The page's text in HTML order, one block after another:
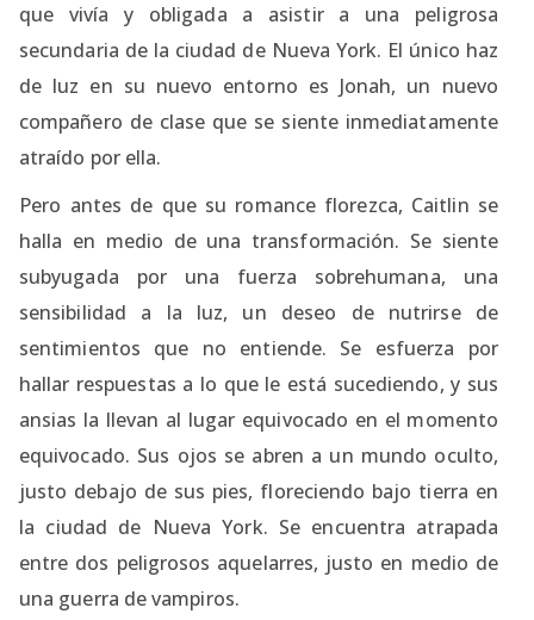
que vivía y obligada a asistir a una peligrosa
secundaria de la ciudad de Nueva York. El único haz
de luz en su nuevo entorno es Jonah, un nuevo
compañero de clase que se siente inmediatamente
atraído por ella.
Pero antes de que su romance florezca, Caitlin se
halla en medio de una transformación. Se siente
subyugada por una fuerza sobrehumana, una
sensibilidad a la luz, un deseo de nutrirse de
sentimientos que no entiende. Se esfuerza por
hallar respuestas a lo que le está sucediendo, y sus
ansias la llevan al lugar equivocado en el momento
equivocado. Sus ojos se abren a un mundo oculto,
justo debajo de sus pies, floreciendo bajo tierra en
la ciudad de Nueva York. Se encuentra atrapada
entre dos peligrosos aquelarres, justo en medio de
una guerra de vampiros.